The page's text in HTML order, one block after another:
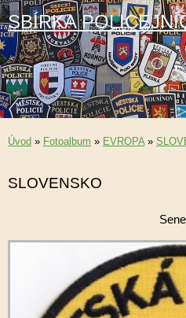
SBÍRKA
Úvod » Fotoalbum » EVROPA»
SLOVENSKO